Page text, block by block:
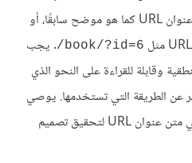
يمكنك تشفير المعلومات في متن عنوان URL كما هو موضح سابقًا، أو
‎/book/?id=6. يجب
عن الطريقة التي تستخدمها. يوصي
توثيق جانغو بتشفير المعلومات في متن عنوان URL لتحقيق تصميم